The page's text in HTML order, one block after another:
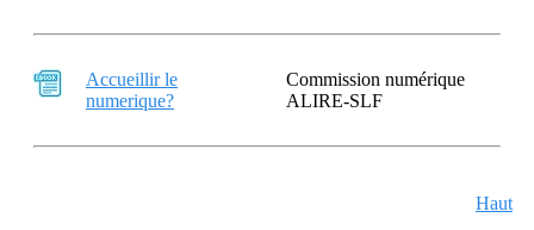
Accueillir le
numerique?
Commission numérique
ALIRE-SLF
Haut